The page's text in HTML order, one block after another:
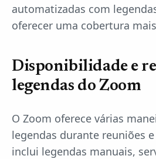
automatizadas com
oferecer uma cobertura
Disponibilidade e
legendas do Zoom
O Zoom oferece várias
legendas durante reuniões
inclui legendas manuais,